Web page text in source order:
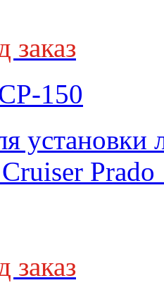
заказ
150
установки
Prado
заказ